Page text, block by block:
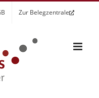
Zur Belegzentrale